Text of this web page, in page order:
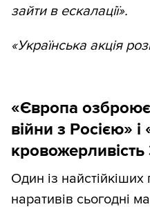
зайти в ескалації».
«Українська акція
«Європа
війни з Росією»
кровожерливість
Один із найстійкіших
наративів сьогодні